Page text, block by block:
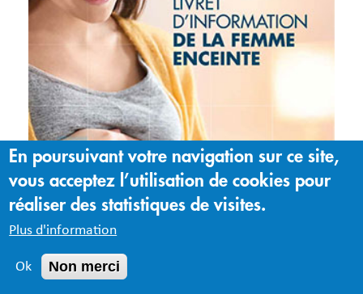
En poursuivant votre navigation sur ce site,
vous acceptez l’utilisation de cookies pour
réaliser des statistiques de visites.
Plus d'information
Ok Non merci